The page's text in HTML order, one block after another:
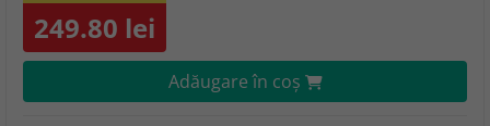
249.80 lei
Adăugare în coş